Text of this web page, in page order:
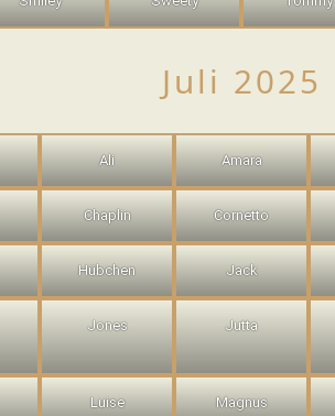
Juli 2025
Ali Amara
Chaplin Cornetto
Hübchen Jack
Jones Jutta
Luise Magnus